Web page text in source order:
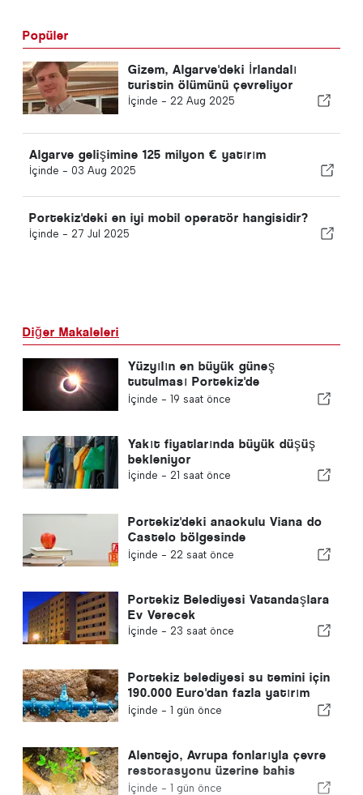
Popüler
Gizem, Algarve'deki İrlandalı
turistin ölümünü çevreliyor
İçinde - 22 Aug 2025
Algarve gelişimine 125 milyon € yatırım
İçinde - 03 Aug 2025
Portekiz'deki en iyi mobil operatör hangisidir?
İçinde - 27 Jul 2025
Diğer Makaleleri
Yüzyılın en büyük güneş
tutulması Portekiz'de
gerçekleşiyor
İçinde - 19 saat önce
Yakıt fiyatlarında büyük düşüş
bekleniyor
İçinde - 21 saat önce
Portekiz'deki anaokulu Viana do
Castelo bölgesinde
kapanmayacak
İçinde - 22 saat önce
Portekiz Belediyesi Vatandaşlara
Ev Verecek
İçinde - 23 saat önce
Portekiz belediyesi su temini için
190.000 Euro'dan fazla yatırım
yapıyor
İçinde - 1 gün önce
Alentejo, Avrupa fonlarıyla çevre
restorasyonu üzerine bahis
yapıyor
İçinde - 1 gün önce